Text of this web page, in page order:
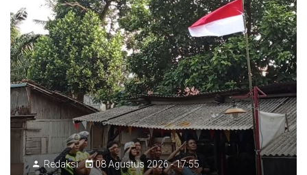
Redaksi 08 Agustus 2026 - 17:55